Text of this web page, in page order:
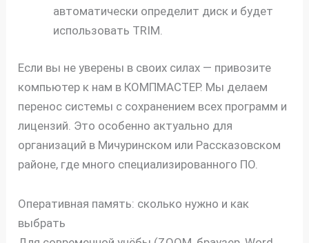
автоматически определит диск и будет
использовать TRIM.
Если вы не уверены в своих силах — привозите
компьютер к нам в КОМПМАСТЕР. Мы делаем
перенос системы с сохранением всех программ и
лицензий. Это особенно актуально для
организаций в Мичуринском или Рассказовском
районе, где много специализированного ПО.
Оперативная память: сколько нужно и как
выбрать
скидку
30%